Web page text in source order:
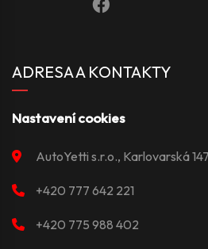
ADRESA A KONTAKTY
Nastavení cookies
AutoYetti s.r.o., Karlovarská
+420 777 642 221
+420 775 988 402